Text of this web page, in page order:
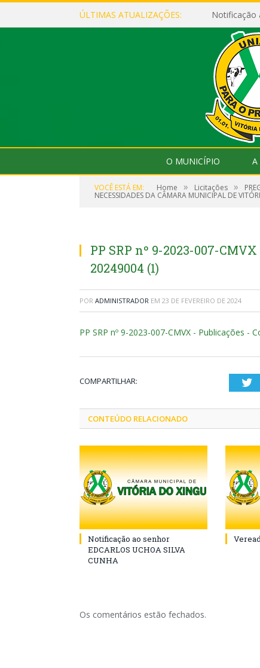
ÚLTIMAS ATUALIZAÇÕES: Notificação
O MUNICÍPIO A
VOCÊ ESTÁ EM: Home » Licitações »
NECESSIDADES DA CÂMARA MUNICIPAL DE
PP SRP nº 9-2023-007-
20249004 (1)
POR ADMINISTRADOR EM 23 DE FEVEREIRO DE 2024
PP SRP nº 9-2023-007-CMVX - Publicações -
COMPARTILHAR:
CONTEÚDO RELACIONADO
Notificação ao senhor
EDCARLOS UCHOA SILVA
CUNHA
Os comentários estão fechados.